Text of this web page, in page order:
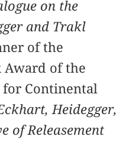
on the
and Trakl
of the
Award of the
for Continental
Heidegger,
of Releasement